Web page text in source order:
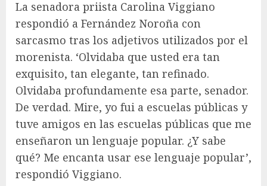
La senadora priista Carolina Viggiano
respondió a Fernández Noroña con
sarcasmo tras los adjetivos utilizados por el
morenista. ‘Olvidaba que usted era tan
exquisito, tan elegante, tan refinado.
Olvidaba profundamente esa parte, senador.
De verdad. Mire, yo fui a escuelas públicas y
tuve amigos en las escuelas públicas que me
enseñaron un lenguaje popular. ¿Y sabe
qué? Me encanta usar ese lenguaje popular’,
respondió Viggiano.